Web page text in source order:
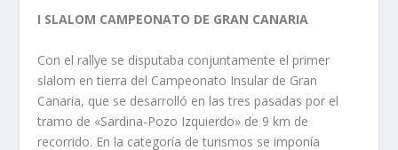
I SLALOM CAMPEONATO DE GRAN CANARIA
Con el rallye se disputaba conjuntamente el primer
slalom en tierra del Campeonato Insular de Gran
Canaria, que se desarrolló en las tres pasadas por el
tramo de «Sardina-Pozo Izquierdo» de 9 km de
recorrido. En la categoría de turismos se imponía